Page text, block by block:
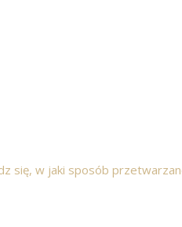
się, w jaki sposób